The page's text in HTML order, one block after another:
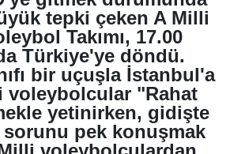
tepki çeken A Milli
Takımı, 17.00
Türkiye'ye döndü.
bir uçuşla İstanbul'a
voleybolcular "Rahat
yetinirken, gidişte
sorunu pek konuşmak